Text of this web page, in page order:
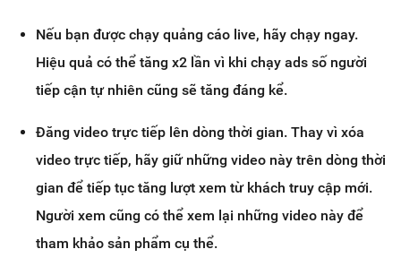
Nếu bạn được chạy quảng cáo live, hãy chạy ngay.
Hiệu quả có thể tăng x2 lần vì khi chạy ads số người
tiếp cận tự nhiên cũng sẽ tăng đáng kể.
Đăng video trực tiếp lên dòng thời gian. Thay vì xóa
video trực tiếp, hãy giữ những video này trên dòng thời
gian để tiếp tục tăng lượt xem từ khách truy cập mới.
Người xem cũng có thể xem lại những video này để
tham khảo sản phẩm cụ thể.